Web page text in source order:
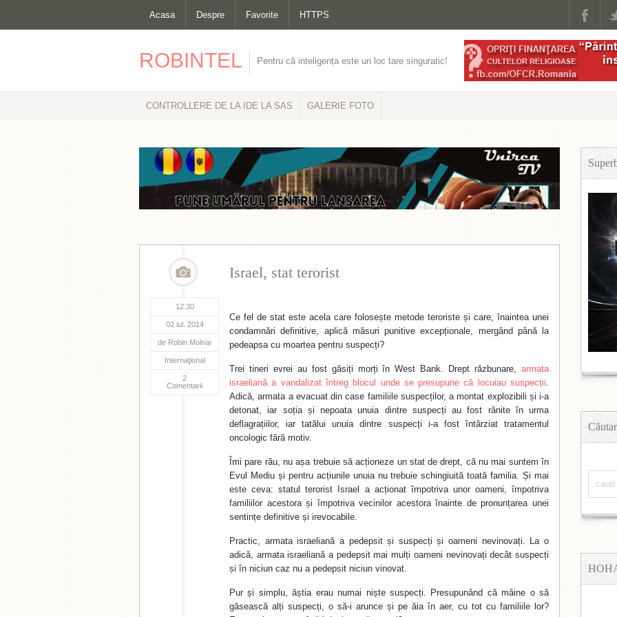
Acasa Despre Favorite HTTPS
ROBINTEL Pentru că inteligența este un loc tare singuratic!
CONTROLLERE DE LA IDE LA SAS GALERIE FOTO
12:30
02 iul. 2014
de Robin Molnar
Internaţional
2
Comentarii
Israel, stat terorist
Ce fel de stat este acela care folosește metode teroriste și care, înaintea unei
condamnări definitive, aplică măsuri punitive excepționale, mergând până la
pedeapsa cu moartea pentru suspecți?
Trei tineri evrei au fost găsiți morți în West Bank. Drept răzbunare, armata
israeliană a vandalizat întreg blocul unde se presupune că locuiau suspecții.
Adică, armata a evacuat din case familiile suspecților, a montat explozibili și i-a
detonat, iar soția și nepoata unuia dintre suspecți au fost rănite în urma
deflagrațiilor, iar tatălui unuia dintre suspecți i-a fost întârziat tratamentul
oncologic fără motiv.
Îmi pare rău, nu așa trebuie să acționeze un stat de drept, că nu mai suntem în
Evul Mediu și pentru acțiunile unuia nu trebuie schingiuită toată familia. Și mai
este ceva: statul terorist Israel a acționat împotriva unor oameni, împotriva
familiilor acestora și împotriva vecinilor acestora înainte de pronunțarea unei
sentințe definitive și irevocabile.
Practic, armata israeliană a pedepsit și suspecți și oameni nevinovați. La o
adică, armata israeliană a pedepsit mai mulți oameni nevinovați decât suspecți
și în niciun caz nu a pedepsit niciun vinovat.
Pur și simplu, ăștia erau numai niște suspecți. Presupunând că mâine o să
găsească alți suspecți, o să-i arunce și pe ăia în aer, cu tot cu familiile lor?